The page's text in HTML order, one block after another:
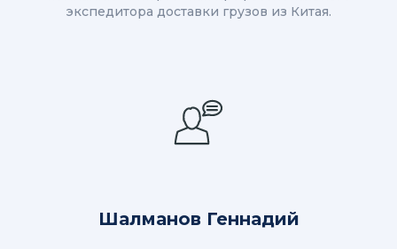
экспедитора доставки грузов из Китая.
Шалманов Геннадий